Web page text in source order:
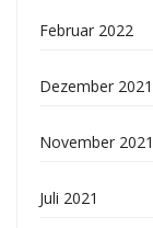
Februar 2022
Dezember 2021
November 2021
Juli 2021